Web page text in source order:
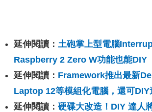
延伸閱讀： 土砲掌上型電腦
Raspberry 2 Zero W功能也能DIY
延伸閱讀： Framework推出最新
Laptop 12等模組化電腦，還可DIY
延伸閱讀： 硬碟大改造！DIY 達人